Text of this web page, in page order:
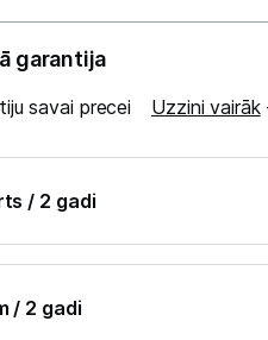
garantija
savai precei Uzzini vairāk
/ 2 gadi
/ 2 gadi